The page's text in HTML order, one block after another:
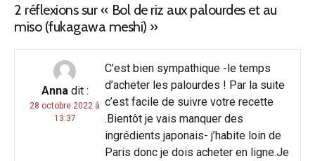
2 réflexions sur « Bol de riz aux palourdes et au
miso (fukagawa meshi) »
Anna dit :
28 octobre 2022 à
13:37
C’est bien sympathique -le temps
d’acheter les palourdes ! Par la suite
c’est facile de suivre votre recette
.Bientôt je vais manquer des
ingrédients japonais- j’habite loin de
Paris donc je dois acheter en ligne.Je